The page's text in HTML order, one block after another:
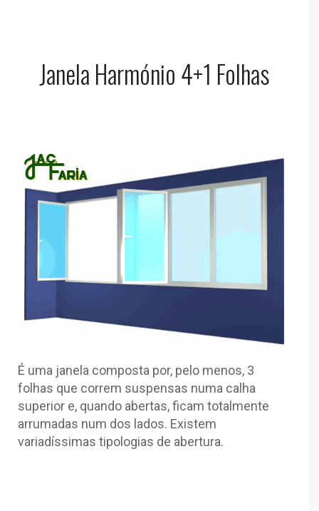
Janela Harmónio 4+1 Folhas
É uma janela composta por, pelo menos, 3
folhas que correm suspensas numa calha
superior e, quando abertas, ficam totalmente
arrumadas num dos lados. Existem
variadíssimas tipologias de abertura.